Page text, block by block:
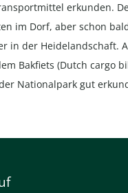
erkunden.
im Dorf, aber schon
in der Heidelandschaft.
Bakfiets (Dutch cargo
Nationalpark gut